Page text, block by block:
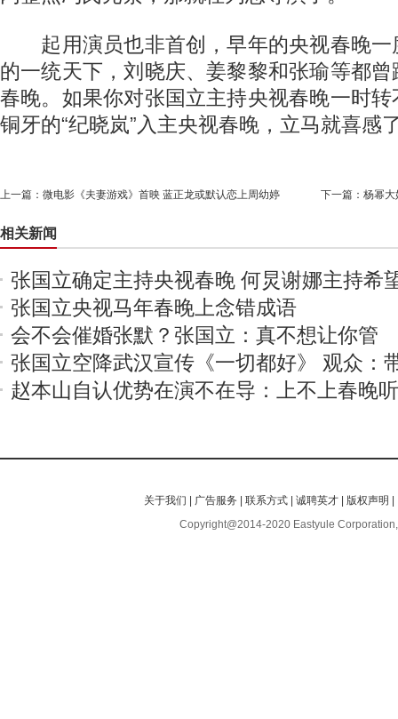
起用演员也非首创，早年的央视春晚一
的一统天下，刘晓庆、姜黎黎和张瑜等都
春晚。如果你对张国立主持央视春晚一时
铜牙的“纪晓岚”入主央视春晚，立马就喜感
上一篇： 微电影《夫妻游戏》首映 蓝正龙或默认恋上周幼婷 下一篇： 杨幂大
相关新闻
张国立确定主持央视春晚 何炅谢娜主持希
张国立央视马年春晚上念错成语
会不会催婚张默？张国立：真不想让你管
张国立空降武汉宣传《一切都好》 观众：
赵本山自认优势在演不在导：上不上春晚
关于我们 广告服务 |联系方式 |诚聘英才 版权声明
Copyright@2014-2020 Eastyule